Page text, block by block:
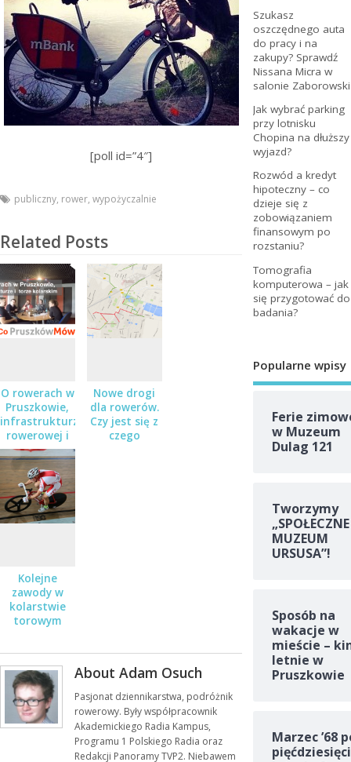
[poll id=”4″]
publiczny, rower, wypożyczalnie
Related Posts
O rowerach w
Pruszkowie,
infrastrukturze
rowerowej i
torze
kolarskim –
Audycja „Co
Pruszków
Mówi”
Nowe drogi
dla rowerów.
Czy jest się z
czego
Kolejne
zawody w
kolarstwie
torowym
About Adam Osuch
Pasjonat dziennikarstwa, podróżnik
rowerowy. Były współpracownik
Akademickiego Radia Kampus,
Programu 1 Polskiego Radia oraz
Redakcji Panoramy TVP2. Niebawem
Szukasz
oszczędnego auta
do pracy i na
zakupy? Sprawdź
Nissana Micra w
salonie Zaborowski
Jak wybrać parking
przy lotnisku
Chopina na dłuższy
wyjazd?
Rozwód a kredyt
hipoteczny – co
dzieje się z
zobowiązaniem
finansowym po
rozstaniu?
Tomografia
komputerowa – jak
się przygotować do
badania?
Popularne wpisy
Ferie
w Muzeum
Dulag 121
Tworzymy
„SPOŁECZNE
MUZEUM
URSUSA”!
Sposób na
wakacje w
mieście –
letnie w
Pruszkowie
Marzec ’68